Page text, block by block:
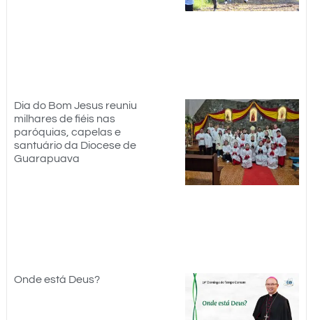
Dia do Bom Jesus reuniu
milhares de fiéis nas
paróquias, capelas e
santuário da Diocese de
Guarapuava
Onde está Deus?